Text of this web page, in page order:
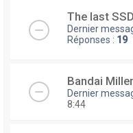
The last SSD
Dernier
Réponses : 19
Bandai
Dernier
8:44